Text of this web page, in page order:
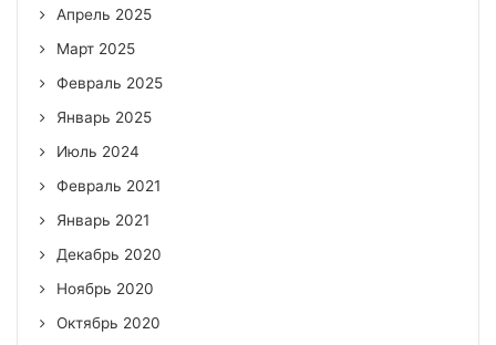
Апрель 2025
Март 2025
Февраль 2025
Январь 2025
Июль 2024
Февраль 2021
Январь 2021
Декабрь 2020
Ноябрь 2020
Октябрь 2020